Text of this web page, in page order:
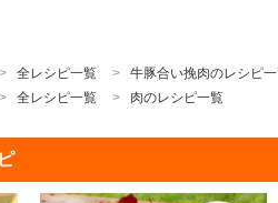
全レシピ一覧
牛豚合い挽肉のレシピ
全レシピ一覧 肉のレシピ一覧